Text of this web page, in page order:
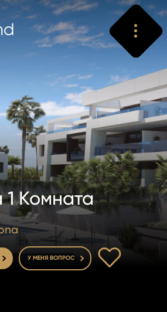
Комната
У МЕНЯ ВОПРОС
Vyhledat